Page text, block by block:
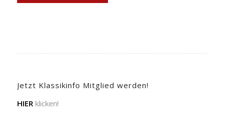
Jetzt Klassikinfo Mitglied werden!
HIERklicken!